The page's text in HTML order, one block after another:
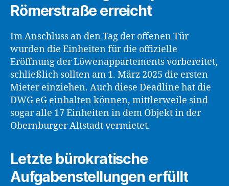
Römerstraße erreicht
Im Anschluss an den Tag der offenen Tür
wurden die Einheiten für die offizielle
Eröffnung der Löwenappartements vorbereitet,
schließlich sollten am 1. März 2025 die ersten
Mieter einziehen. Auch diese Deadline hat die
DWG eG einhalten können, mittlerweile sind
sogar alle 17 Einheiten in dem Objekt in der
Obernburger Altstadt vermietet.
Letzte bürokratische
Aufgabenstellungen erfüllt